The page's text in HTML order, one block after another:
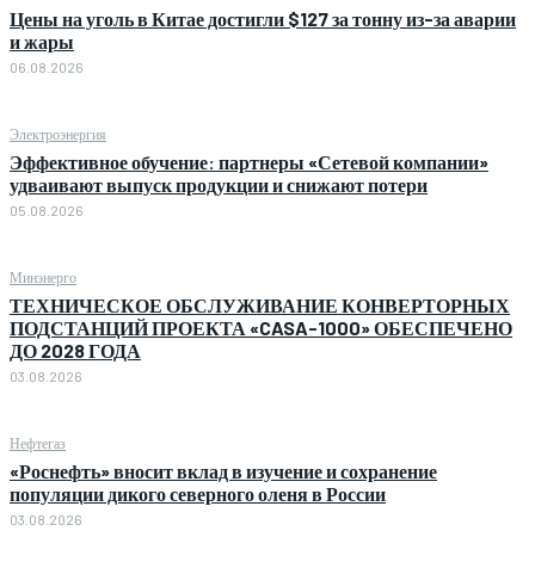
Цены на уголь в Китае достигли $127 за тонну из-за аварии
и жары
06.08.2026
Электроэнергия
Эффективное обучение: партнеры «Сетевой компании»
удваивают выпуск продукции и снижают потери
05.08.2026
Минэнерго
ТЕХНИЧЕСКОЕ ОБСЛУЖИВАНИЕ КОНВЕРТОРНЫХ
ПОДСТАНЦИЙ ПРОЕКТА «CASA-1000» ОБЕСПЕЧЕНО
ДО 2028 ГОДА
03.08.2026
Нефтегаз
«Роснефть» вносит вклад в изучение и сохранение
популяции дикого северного оленя в России
03.08.2026